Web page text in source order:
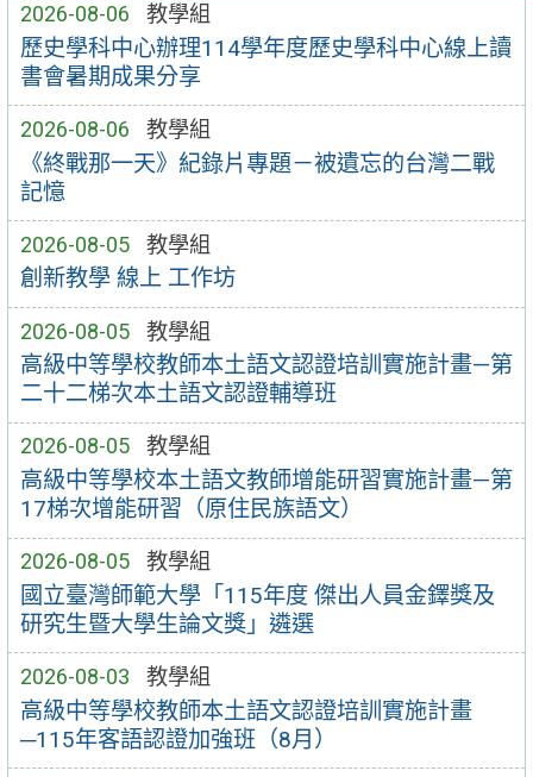
2026-08-06 教學組
歷史學科中心辦理114學年度歷史學科中心線上讀
書會暑期成果分享
2026-08-06 教學組
《終戰那一天》紀錄片專題－被遺忘的台灣二戰
記憶
2026-08-05 教學組
創新教學 線上 工作坊
2026-08-05 教學組
高級中等學校教師本土語文認證培訓實施計畫—第
二十二梯次本土語文認證輔導班
2026-08-05 教學組
高級中等學校本土語文教師增能研習實施計畫—第
17梯次增能研習（原住民族語文）
2026-08-05 教學組
國立臺灣師範大學「115年度 傑出人員金鐸獎及
研究生暨大學生論文獎」遴選
2026-08-03 教學組
高級中等學校教師本土語文認證培訓實施計畫
─115年客語認證加強班（8月）